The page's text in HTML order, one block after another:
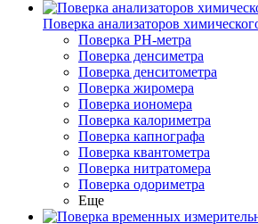
Поверка анализаторов
Поверка PH-метра
Поверка денсиметра
Поверка денситометра
Поверка жиромера
Поверка иономера
Поверка калориметра
Поверка капнографа
Поверка квантометра
Поверка нитратомера
Поверка одориметра
Еще